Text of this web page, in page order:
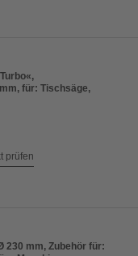
für: Tischsäge,
prüfen
230 mm, Zubehör für: